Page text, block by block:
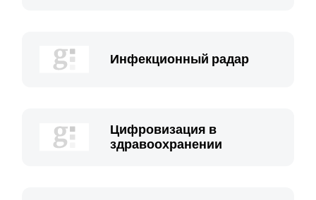
Инфекционный радар
Цифровизация в
здравоохранении